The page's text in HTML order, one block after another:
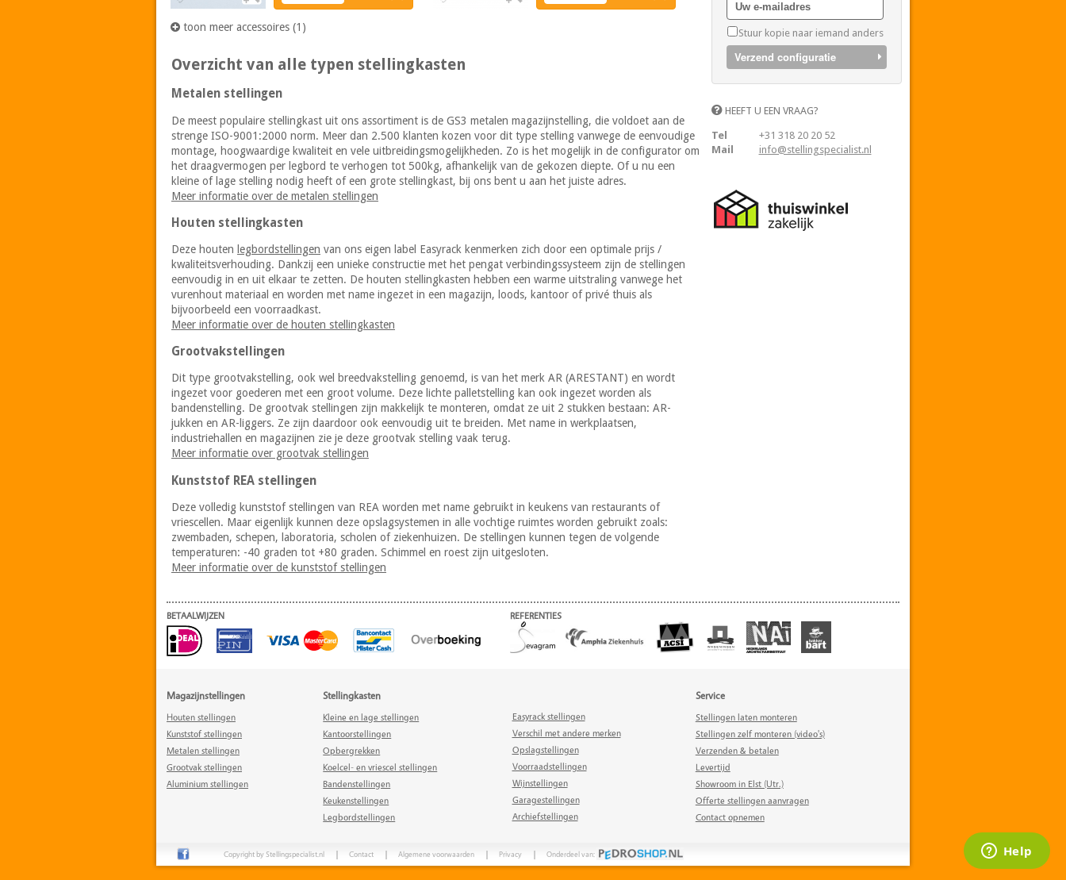
toon meer accessoires (1)
Overzicht van alle typen stellingkasten
Metalen stellingen
De meest populaire stellingkast uit ons assortiment is de GS3 metalen magazijnstelling, die voldoet aan de
strenge ISO-9001:2000 norm. Meer dan 2.500 klanten kozen voor dit type stelling vanwege de eenvoudige
montage, hoogwaardige kwaliteit en vele uitbreidingsmogelijkheden. Zo is het mogelijk in de configurator om
het draagvermogen per legbord te verhogen tot 500kg, afhankelijk van de gekozen diepte. Of u nu een
kleine of lage stelling nodig heeft of een grote stellingkast, bij ons bent u aan het juiste adres.
Meer informatie over de metalen stellingen
Houten stellingkasten
Deze houten legbordstellingen van ons eigen label Easyrack kenmerken zich door een optimale prijs /
kwaliteitsverhouding. Dankzij een unieke constructie met het pengat verbindingssysteem zijn de stellingen
eenvoudig in en uit elkaar te zetten. De houten stellingkasten hebben een warme uitstraling vanwege het
vurenhout materiaal en worden met name ingezet in een magazijn, loods, kantoor of privé thuis als
bijvoorbeeld een voorraadkast.
Meer informatie over de houten stellingkasten
Grootvakstellingen
Dit type grootvakstelling, ook wel breedvakstelling genoemd, is van het merk AR (ARESTANT) en wordt
ingezet voor goederen met een groot volume. Deze lichte palletstelling kan ook ingezet worden als
bandenstelling. De grootvak stellingen zijn makkelijk te monteren, omdat ze uit 2 stukken bestaan: AR-
jukken en AR-liggers. Ze zijn daardoor ook eenvoudig uit te breiden. Met name in werkplaatsen,
industriehallen en magazijnen zie je deze grootvak stelling vaak terug.
Meer informatie over grootvak stellingen
Kunststof REA stellingen
Deze volledig kunststof stellingen van REA worden met name gebruikt in keukens van restaurants of
vriescellen. Maar eigenlijk kunnen deze opslagsystemen in alle vochtige ruimtes worden gebruikt zoals:
zwembaden, schepen, laboratoria, scholen of ziekenhuizen. De stellingen kunnen tegen de volgende
temperaturen: -40 graden tot +80 graden. Schimmel en roest zijn uitgesloten.
Meer informatie over de kunststof stellingen
Stuur kopie naar iemand anders
Verzend configuratie
HEEFT U EEN VRAAG?
Tel
+31 318 20 20 52
Mail
info@stellingspecialist.nl
BETAALWIJZEN REFERENTIES
Magazijnstellingen
Houten stellingen
Kunststof stellingen
Metalen stellingen
Grootvak stellingen
Aluminium stellingen
Stellingkasten
Kleine en lage stellingen
Kantoorstellingen
Opbergrekken
Koelcel- en vriescel stellingen
Bandenstellingen
Keukenstellingen
Legbordstellingen
Easyrack stellingen
Verschil met andere merken
Opslagstellingen
Voorraadstellingen
Wijnstellingen
Garagestellingen
Archiefstellingen
Service
Stellingen laten monteren
Stellingen zelf monteren (video's)
Verzenden & betalen
Levertijd
Showroom in Elst (Utr.)
Offerte stellingen aanvragen
Contact opnemen
Copyright by Stellingspecialist.nl Contact Algemene voorwaarden Privacy Onderdeel van: